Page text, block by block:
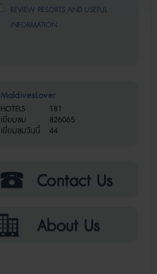
REVIEW RESORTS AND USEFUL
INFORMATION
MaldivesLover
HOTELS
181
เยี่ยมชม
826065
เยี่ยมชมวันนี้
44